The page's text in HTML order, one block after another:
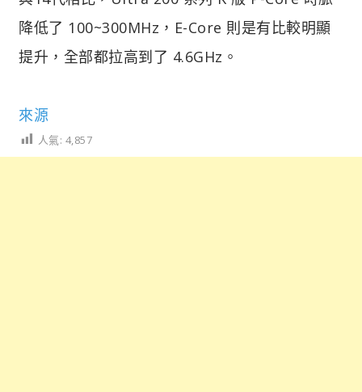
降低了 100~300MHz，E-Core 則是有比較明顯
提升，全部都拉高到了 4.6GHz。
來源
人氣: 4,857